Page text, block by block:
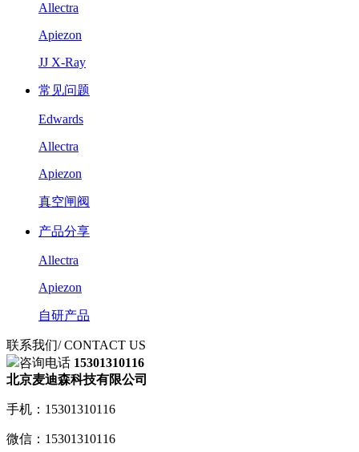
Allectra
Apiezon
JJ X-Ray
常见问题
Edwards
Allectra
Apiezon
真空闸阀
产品分享
Allectra
Apiezon
自研产品
联系我们/ CONTACT US
咨询电话 15301310116
北京麦迪森科技有限公司
手机：15301310116
微信：15301310116